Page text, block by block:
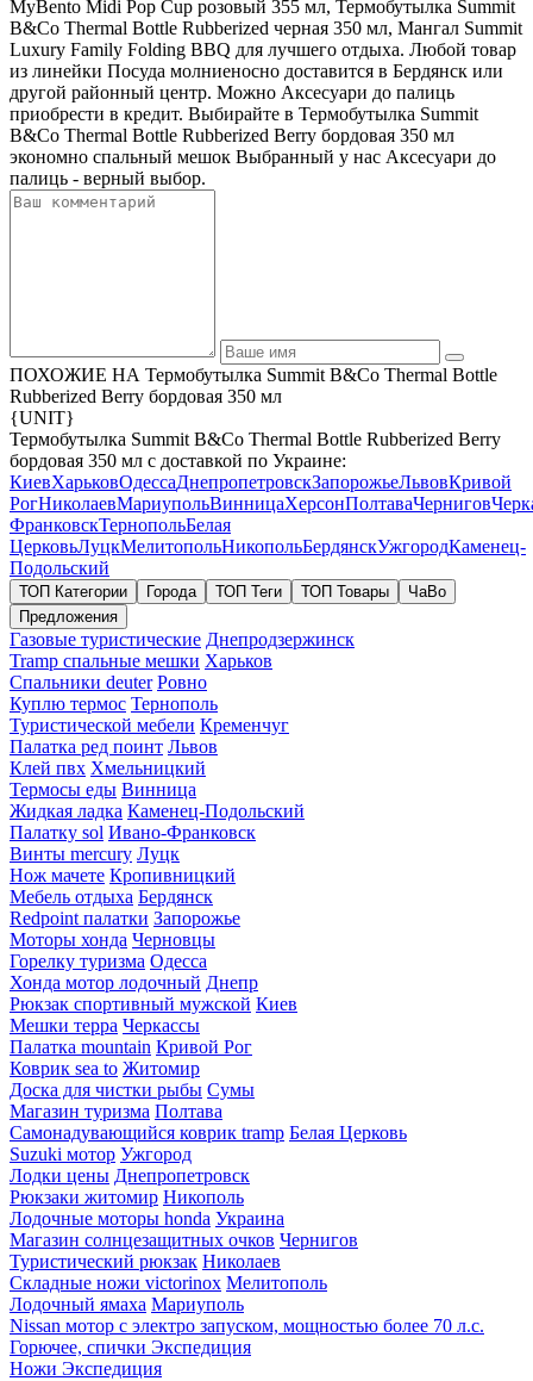
MyBento Midi Pop Cup розовый 355 мл, Термобутылка Summit
B&Co Thermal Bottle Rubberized черная 350 мл, Мангал Summit
Luxury Family Folding BBQ для лучшего отдыха. Любой товар
из линейки Посуда молниеносно доставится в Бердянск или
другой районный центр. Можно Аксесуари до палиць
приобрести в кредит. Выбирайте в Термобутылка Summit
B&Co Thermal Bottle Rubberized Berry бордовая 350 мл
экономно спальный мешок Выбранный у нас Аксесуари до
палиць - верный выбор.
ПОХОЖИЕ НА Термобутылка Summit B&Co Thermal Bottle
Rubberized Berry бордовая 350 мл
{UNIT}
Термобутылка Summit B&Co Thermal Bottle Rubberized Berry
бордовая 350 мл с доставкой по Украине:
КиевХарьковОдессаДнепропетровскЗапорожьеЛьвовКривой
РогНиколаевМариупольВинницаХерсонПолтаваЧернигов
ФранковскТернопольБелая
ЦерковьЛуцкМелитопольНикопольБердянскУжгородКаменец-
Подольский
ТОП Категории Города ТОП Теги ТОП Товары
ЧаВо
Предложения
Газовые туристические Днепродзержинск
Tramp спальные мешки Харьков
Спальники deuter Ровно
Куплю термос Тернополь
Туристической мебели Кременчуг
Палатка ред поинт Львов
Клей пвх Хмельницкий
Термосы еды Винница
Жидкая ладка Каменец-Подольский
Палатку sol Ивано-Франковск
Винты mercury Луцк
Нож мачете Кропивницкий
Мебель отдыха Бердянск
Redpoint палатки Запорожье
Моторы хонда Черновцы
Горелку туризма Одесса
Хонда мотор лодочный Днепр
Рюкзак спортивный мужской Киев
Мешки терра Черкассы
Палатка mountain Кривой Рог
Коврик sea to Житомир
Доска для чистки рыбы Сумы
Магазин туризма Полтава
Самонадувающийся коврик tramp Белая Церковь
Suzuki мотор Ужгород
Лодки цены Днепропетровск
Рюкзаки житомир Никополь
Лодочные моторы honda Украина
Магазин солнцезащитных очков Чернигов
Туристический рюкзак Николаев
Складные ножи victorinox Мелитополь
Лодочный ямаха Мариуполь
Nissan мотор с электро запуском, мощностью более 70 л.с.
Горючее, спички Экспедиция
Ножи Экспедиция